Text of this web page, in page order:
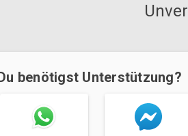
benötigst Unterstützung?